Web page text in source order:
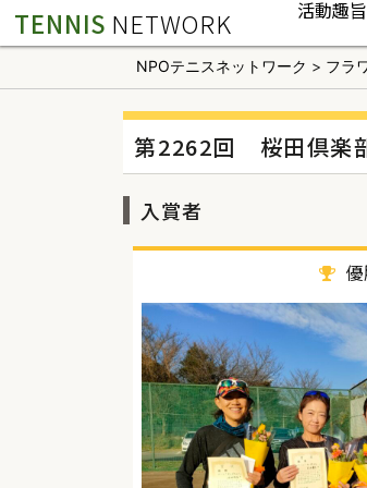
TENNIS NETWORK 活動趣旨
NPOテニスネットワーク > フラ
第2262回 桜田倶楽
入賞者